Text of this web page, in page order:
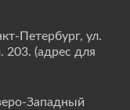
Петербург, ул.
203. (адрес для
Западный